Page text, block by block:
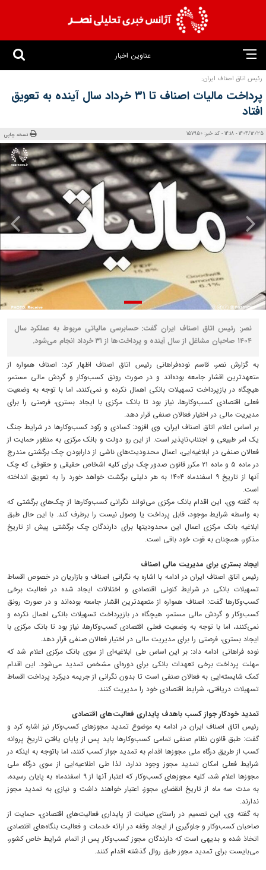
عناوین اخبار
رئیس اتاق اصناف ایران:
پرداخت مالیات اصناف تا ۳۱ خرداد سال آینده به تعویق
افتاد
1404/12/25 - 14:18 - کد خبر: 157950 نسخه چاپی
نصر: رئیس اتاق اصناف ایران گفت: حسابرسی مالیاتی مربوط به عملکرد سال
۱۴۰۴ صاحبان مشاغل از سال آینده و پرداخت‌ها از ۳۱ خرداد انجام می‌شود.
به گزارش نصر، قاسم نوده‌فراهانی رئیس اتاق اصناف اظهار کرد: اصناف همواره از
متعهدترین اقشار جامعه بوده‌اند و در صورت رونق کسب‌وکار و گردش مالی مستمر،
هیچگاه در بازپرداخت تسهیلات بانکی اهمال نکرده و نمی‌کنند، اما با توجه به وضعیت
فعلی اقتصادی کسب‌وکارها، نیاز بود تا بانک مرکزی با ایجاد بستری، فرصتی را برای
مدیریت مالی در اختیار فعالان صنفی قرار دهد.
بر اساس اعلام اتاق اصناف ایران، وی افزود: کسادی و رکود کسب‌وکارها در شرایط جنگ
یک امر طبیعی و اجتناب‌ناپذیر است. از این رو دولت و بانک‌ مرکزی به منظور حمایت از
فعالان صنفی در ابلاغیه‌ایی، اعمال محدودیت‌های ناشی از دارابودن چک برگشتی مندرج
در ماده ۵ و ماده ۲۱ مکرر قانون صدور چک برای کلیه اشخاص حقیقی و حقوقی که چک
آنها از تاریخ ۹ اسفندماه ۱۴۰۴ به هر دلیلی برگشت خواهد خورد را به تعویق انداخته
است.
به گفته وی، این اقدام بانک مرکزی می‌تواند نگرانی کسب‌وکارها از چک‌های برگشتی که
به واسطه شرایط موجود، قابل پرداخت یا وصول نیست را برطرف کند. با این حال طبق
ابلاغیه بانک مرکزی اعمال این محدودیتها برای دارندگان چک برگشتی پیش از تاریخ
مذکور، همچنان به قوت خود باقی است.
ایجاد بستری برای مدیریت مالی اصناف
رئیس اتاق اصناف ایران در ادامه با اشاره به نگرانی اصناف و بازاریان در خصوص اقساط
تسهیلات بانکی در شرایط کنونی اقتصادی و اختلالات ایجاد شده در فعالیت برخی
کسب‌وکارها گفت: اصناف همواره از متعهدترین اقشار جامعه بوده‌اند و در صورت رونق
کسب‌وکار و گردش مالی مستمر، هیچگاه در بازپرداخت تسهیلات بانکی اهمال نکرده و
نمی‌کنند، اما با توجه به وضعیت فعلی اقتصادی کسب‌وکارها، نیاز بود تا بانک مرکزی با
ایجاد بستری، فرصتی را برای مدیریت مالی در اختیار فعالان صنفی قرار دهد.
نوده فراهانی ادامه داد: بر این اساس طی ابلاغیه‌ای از سوی بانک مرکزی اعلام شد که
مهلت پرداخت برخی تعهدات بانکی برای دوره‌ای مشخص تمدید می‌شود. این اقدام
کمک شایسته‌ایی به فعالان صنفی است تا بدون نگرانی از جریمه دیرکرد پرداخت اقساط
تسهیلات دریافتی، شرایط اقتصادی خود را مدیریت کنند.
تمدید خودکار جواز کسب باهدف پایداری فعالیت‌های اقتصادی
رئیس اتاق اصناف ایران در ادامه به موضوع تمدید مجوزهای کسب‌وکار نیز اشاره کرد و
گفت: طبق قانون نظام صنفی تمامی کسب‌وکارها باید پس از پایان یافتن تاریخ پروانه
کسب از طریق درگاه ملی مجوزها اقدام به تمدید جواز کسب کنند، اما باتوجه به اینکه در
شرایط فعلی امکان تمدید مجوز وجود ندارد، لذا طی اطلاعیه‌ایی از سوی درگاه ملی
مجوزها اعلام شد، کلیه مجوزهای کسب‌وکار که اعتبار آنها از ۹ اسفندماه به پایان رسیده،
به مدت سه ماه از تاریخ انقضای مجوز، اعتبار خواهند داشت و نیازی به تمدید مجوز
ندارند.
به گفته وی، این تصمیم در راستای صیانت از پایداری فعالیت‌های اقتصادی، حمایت از
صاحبان کسب‌وکار و جلوگیری از ایجاد وقفه در ارائه خدمات و فعالیت بنگاه‌های اقتصادی
اتخاذ شده و بدیهی است که دارندگان مجوز کسب‌وکار پس از اتمام شرایط خاص کشور،
می‌بایست برای تمدید مجوز طبق روال گذشته اقدام کنند.